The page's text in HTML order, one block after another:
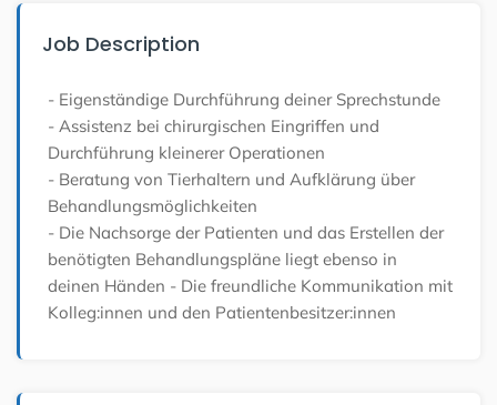
Job Description
- Eigenständige Durchführung deiner Sprechstunde
- Assistenz bei chirurgischen Eingriffen und
Durchführung kleinerer Operationen
- Beratung von Tierhaltern und Aufklärung über
Behandlungsmöglichkeiten
- Die Nachsorge der Patienten und das Erstellen der
benötigten Behandlungspläne liegt ebenso in
deinen Händen - Die freundliche Kommunikation mit
Kolleg:innen und den Patientenbesitzer:innen